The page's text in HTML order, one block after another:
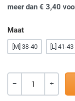
meer dan € 3,40
Maat
[M] 38-40 [L] 41-43